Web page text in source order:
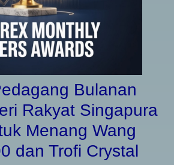
Bulanan
Rakyat Singapura
Menang Wang
dan Trofi Crystal